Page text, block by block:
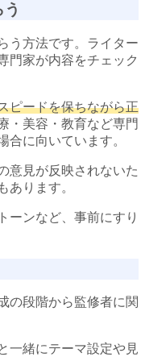
う方法です。ライター
門家が内容をチェック
ピードを保ちながら正
・美容・教育など専門
合に向いています。
意見が反映されないた
あります。
ーンなど、事前にすり
の段階から監修者に関
一緒にテーマ設定や見